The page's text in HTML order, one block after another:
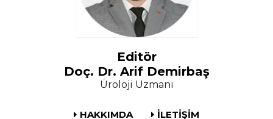
Editör
Doç. Dr. Arif Demirbaş
Üroloji Uzmanı
HAKKIMDA İLETİŞİM